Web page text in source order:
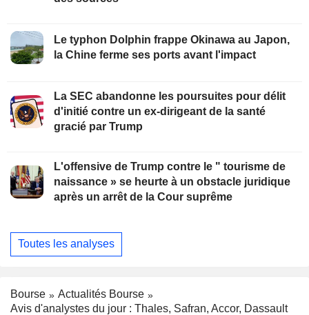
Le typhon Dolphin frappe Okinawa au Japon,
la Chine ferme ses ports avant l'impact
La SEC abandonne les poursuites pour délit
d'initié contre un ex-dirigeant de la santé
gracié par Trump
L'offensive de Trump contre le " tourisme de
naissance » se heurte à un obstacle juridique
après un arrêt de la Cour suprême
Toutes les analyses
Bourse
Actualités Bourse
Avis d'analystes du jour : Thales, Safran, Accor, Dassault